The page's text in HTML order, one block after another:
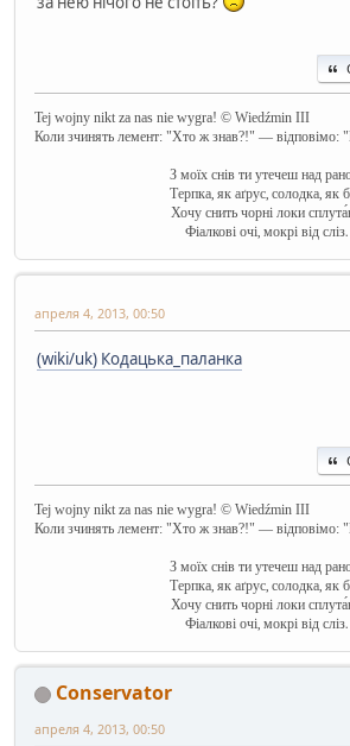
Tej wojny nikt za nas nie wygra! © Wiedźmin III
Коли зчинять лемент: "Хто ж знав?!" — відповімо:
З моїх снів ти утечеш над
Терпка, як аґрус, солодка, як
Хочу снить чорні локи
Фіалкові очі, мокрі від сліз.
апреля 4, 2013, 00:50
(wiki/uk) Кодацька_паланка
Tej wojny nikt za nas nie wygra! © Wiedźmin III
Коли зчинять лемент: "Хто ж знав?!" — відповімо:
З моїх снів ти утечеш над
Терпка, як аґрус, солодка, як
Хочу снить чорні локи
Фіалкові очі, мокрі від сліз.
Conservator
апреля 4, 2013, 00:50